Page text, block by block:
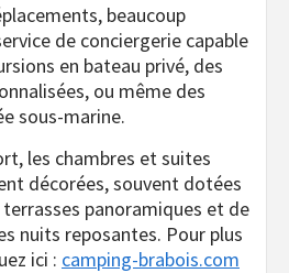
beaucoup
de conciergerie capable
en bateau privé, des
ou même des
sous-marine.
les chambres et suites
décorées, souvent dotées
panoramiques et de
nuits reposantes. Pour plus
ici : camping-brabois.com